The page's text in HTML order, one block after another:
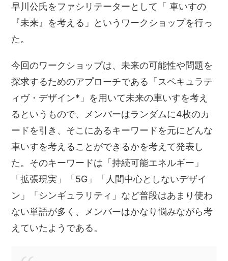
早川公氏をファシリテーターとして「 車いすの
『未来』を考える」というワークショップを行っ
た。
今回のワークショップは、未来の可能性や問題を
探求するためのアプローチである「スペキュラテ
ィヴ・デザイン*」を用いて未来の車いすを考え
るというもので、メンバーはランダムに4枚のカ
ードを引き、そこにあるキーワードを元にどんな
車いすを考えることができるかを考えて発表し
た。そのキーワードは「持続可能エネルギー」
「拡張現実」「5G」「人間中心としないデザイ
ン」「シンギュラリティ」など普段はあまり使わ
ない単語が多く、メンバーはかなり悩みながら考
えていたようである。